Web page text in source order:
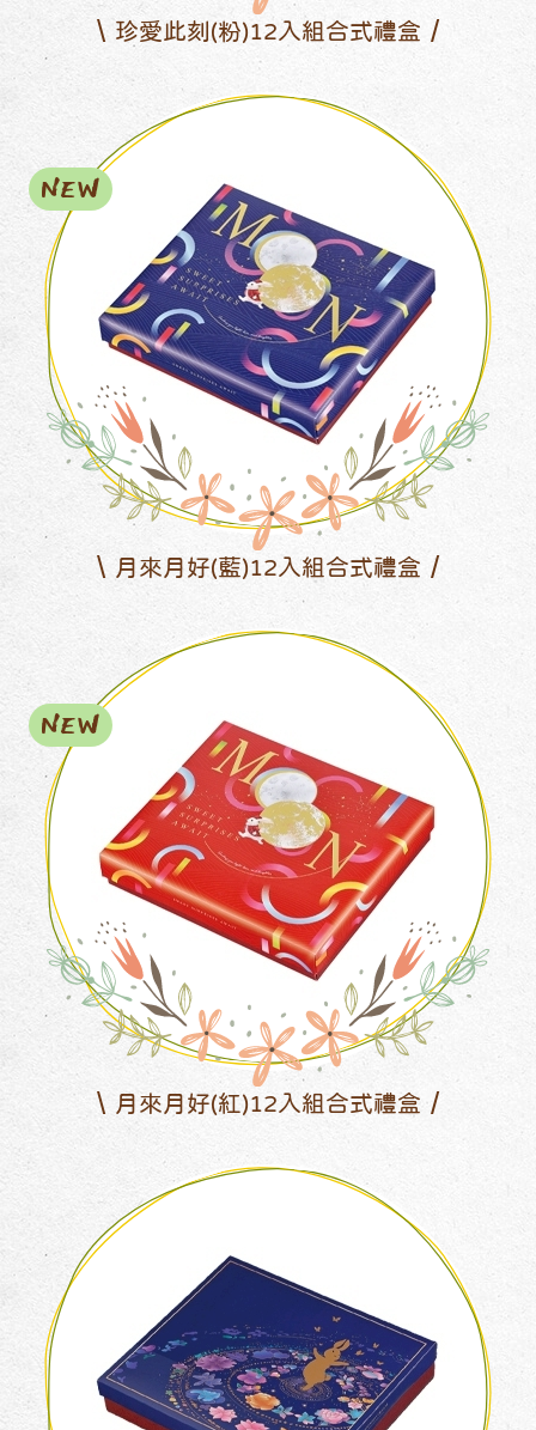
珍愛此刻(粉)12入組合式禮盒
月來月好(藍)12入組合式禮盒
NEW
月來月好(紅)12入組合式禮盒
NEW